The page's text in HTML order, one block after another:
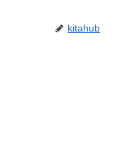
kitahub